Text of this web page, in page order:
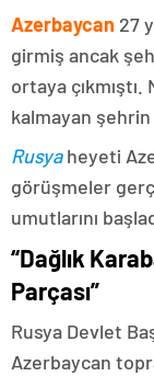
Azerbaycan 27
girmiş ancak
ortaya
kalmayan
Rusyaheyeti
görüşmeler
umutlarını
“Dağlık
Parçası”
Rusya Devlet
Azerbaycan